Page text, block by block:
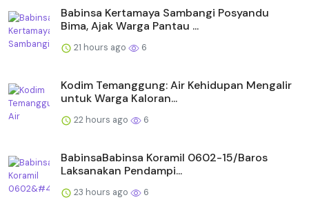
Babinsa Kertamaya Sambangi Posyandu
Bima, Ajak Warga Pantau ...
21 hours ago 6
Kodim Temanggung: Air Kehidupan Mengalir
untuk Warga Kaloran...
22 hours ago 6
BabinsaBabinsa Koramil 0602-15/Baros
Laksanakan Pendampi...
23 hours ago 6